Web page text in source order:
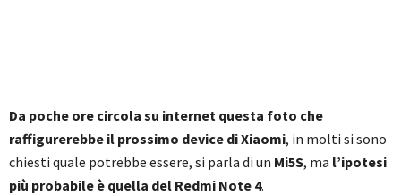
Da poche ore circola su internet questa foto che
raffigurerebbe il prossimo device di Xiaomi, in molti si sono
chiesti quale potrebbe essere, si parla di un Mi5S, ma l’ipotesi
più probabile è quella del Redmi Note 4.